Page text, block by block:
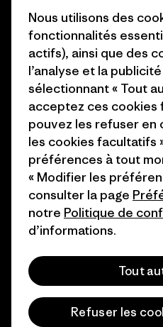
Objectifs climatiques
1% For The Planet
Comment nous finançons
Nos magasins
© 2026 Patagonia, Inc. All Rights
français
Nous utilisons des
fonctionnalités
actifs), ainsi que des
l’analyse et la
sélectionnant « Tout
acceptez ces cookies
pouvez les refuser en
les cookies facultatifs
préférences à tout
« Modifier les
consulter la page
notre Politique de
d’informations.
Tout
Refuser les